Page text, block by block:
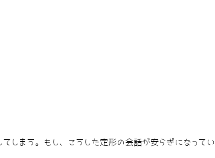
まう。もし、こうした定形の会話が安らぎになって